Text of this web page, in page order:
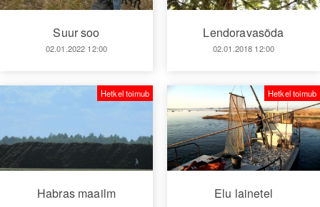
Suur soo
02.01.2022 12:00
Lendoravasõda
02.01.2018 12:00
Habras maailm
Hetkel toimub
Elu lainetel
Hetkel toimub